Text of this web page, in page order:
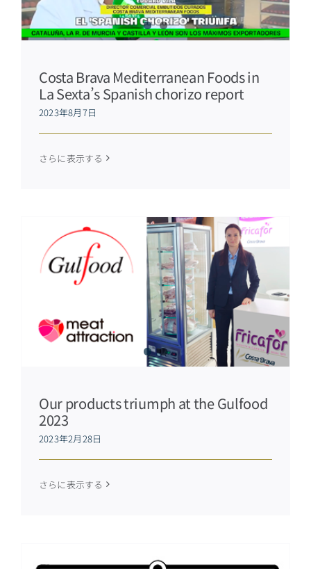
Costa Brava Mediterranean Foods in
La Sexta’s Spanish chorizo report
2023年8月7日
さらに表示する
Our products triumph at the Gulfood
2023
2023年2月28日
さらに表示する